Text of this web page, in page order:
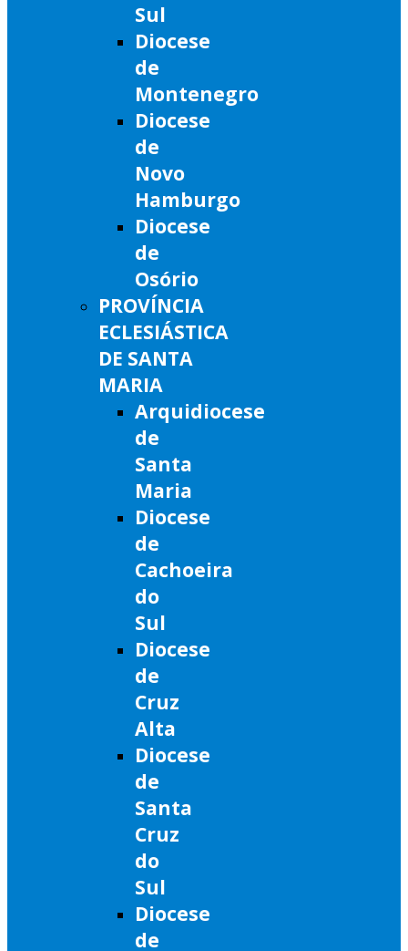
Sul
Diocese
de
Montenegro
Diocese
de
Novo
Hamburgo
Diocese
de
Osório
PROVÍNCIA
ECLESIÁSTICA
DE SANTA
MARIA
Arquidiocese
de
Santa
Maria
Diocese
de
Cachoeira
do
Sul
Diocese
de
Cruz
Alta
Diocese
de
Santa
Cruz
do
Sul
Diocese
de